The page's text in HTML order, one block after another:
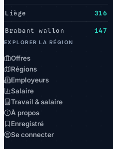
Liège 316
Brabant wallon 147
EXPLORER LA RÉGION
Offres
Régions
Employeurs
Salaire
Travail & salaire
À propos
Enregistré
Se connecter